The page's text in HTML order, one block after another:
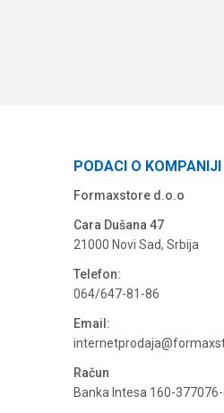
PODACI O KOMPANIJI
Formaxstore d.o.o
Cara Dušana 47
21000 Novi Sad, Srbija
Telefon:
064/647-81-86
Email:
Račun
Banka Intesa 160-